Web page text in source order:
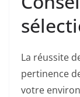
La réussite
pertinence
votre